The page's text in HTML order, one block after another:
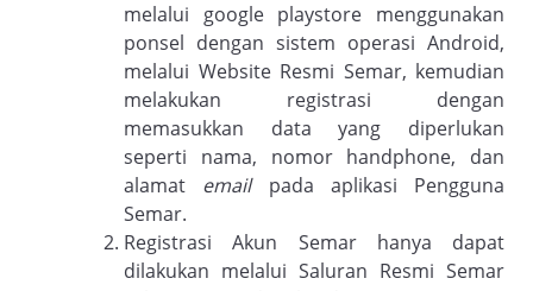
melalui google playstore menggunakan
ponsel dengan sistem operasi Android,
melalui Website Resmi Semar, kemudian
melakukan registrasi dengan
memasukkan data yang diperlukan
seperti nama, nomor handphone, dan
alamat emailpada aplikasi Pengguna
Semar.
Registrasi Akun Semar hanya dapat
dilakukan melalui Saluran Resmi Semar